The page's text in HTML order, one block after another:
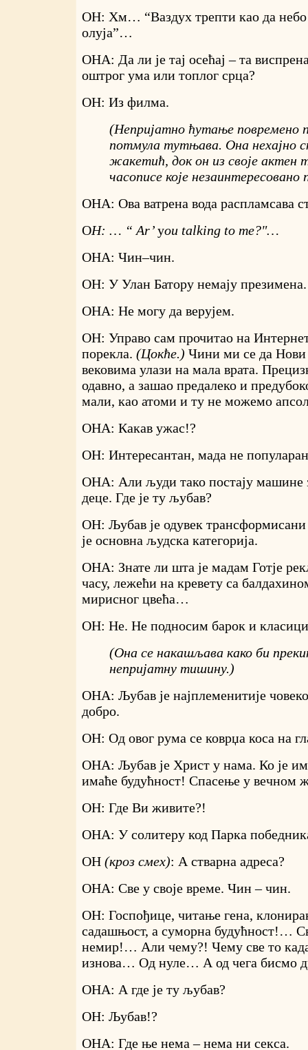
ОН: Хм… “Ваздух трепти као да небо
олуја”…
ОНА: Да ли је тај осећај – та
оштрог ума или топлог срца?
ОН: Из филма.
(Непријатно ћутање повремено
потмула тутњава. Она нехајно
жакетић, док он из своје актен
часописе које незаинтересовано
ОНА: Ова ватрена вода распламсава
ОН: … “ Ar’you talking to me?"…
ОНА: Чин–чин.
ОН: У Улан Батору немају презимена.
ОНА: Не могу да верујем.
ОН: Управо сам прочитао на
порекла. (Цокће.) Чини ми се да Нови
вековима улази на мала врата.
одавно, а зашао предалеко и
мали, као атоми и ту не можемо
ОНА: Какав ужас!?
ОН: Интересантан, мада не
ОНА: Али људи тако постају машине
деце. Где је ту љубав?
ОН: Љубав је одувек трансформисани
је основна људска категорија.
ОНА: Знате ли шта је мадам Готје
часу, лежећи на кревету са
мирисног цвећа…
ОН: Не. Не подносим барок и
(Она се накашљава како би
непријатну тишину.)
ОНА: Љубав је најплеменитије
добро.
ОН: Од овог рума се коврџа коса на
ОНА: Љубав је Христ у нама. Ко је
имаће будућност! Спасење у вечном
ОН: Где Ви живите?!
ОНА: У солитеру код Парка
ОН (кроз смех): А стварна адреса?
ОНА: Све у своје време. Чин – чин.
ОН: Госпођице, читање гена,
садашњост, а суморна будућност!…
немир!… Али чему?! Чему све то
изнова… Од нуле… А од чега бисмо
ОНА: А где је ту љубав?
ОН: Љубав!?
ОНА: Где ње нема – нема ни секса.